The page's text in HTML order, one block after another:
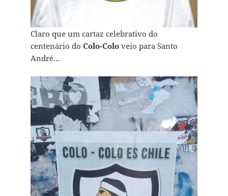
Claro que um cartaz celebrativo do
centenário do Colo-Coloveio para Santo
André…